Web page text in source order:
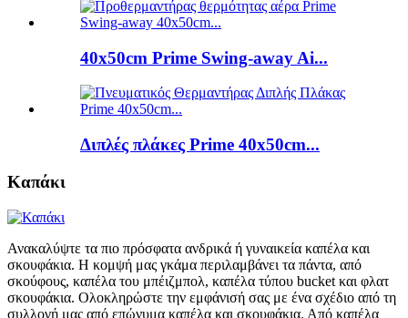
40x50cm Prime Swing-away Ai...
Διπλές πλάκες Prime 40x50cm...
Καπάκι
Ανακαλύψτε τα πιο πρόσφατα ανδρικά ή γυναικεία καπέλα και
σκουφάκια. Η κομψή μας γκάμα περιλαμβάνει τα πάντα, από
σκούφους, καπέλα του μπέιζμπολ, καπέλα τύπου bucket και φλατ
σκουφάκια. Ολοκληρώστε την εμφάνισή σας με ένα σχέδιο από τη
συλλογή μας από επώνυμα καπέλα και σκουφάκια. Από καπέλα